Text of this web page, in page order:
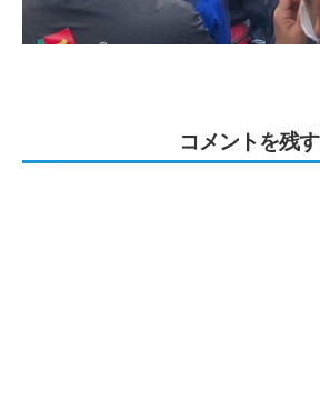
コメントを残す